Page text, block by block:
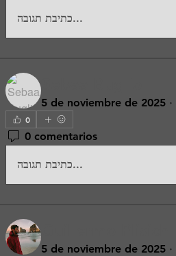
כתיבת תגובה...
5 de noviembre de 2025 ·
0
0 comentarios
כתיבת תגובה...
5 de noviembre de 2025 ·